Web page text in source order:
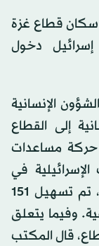
سكان قطاع غزة
دخول
الإنسانية
إلى القطاع
يواجه عراقيل كثيرة، ومن أصل 423 حركة مساعدات
في
الفترة من الأول إلى 20 أكتوبر الماضي، تم تسهيل 151
البقية. وفيما يتعلق
قال المكتب